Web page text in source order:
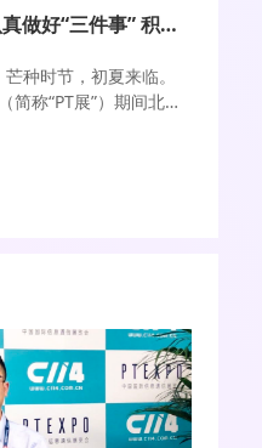
爱立信中国总裁方迎：认真做好“三件事” 积极助力中国5G下半场发展
种时节，初夏来临。
称“PT展”）期间北京